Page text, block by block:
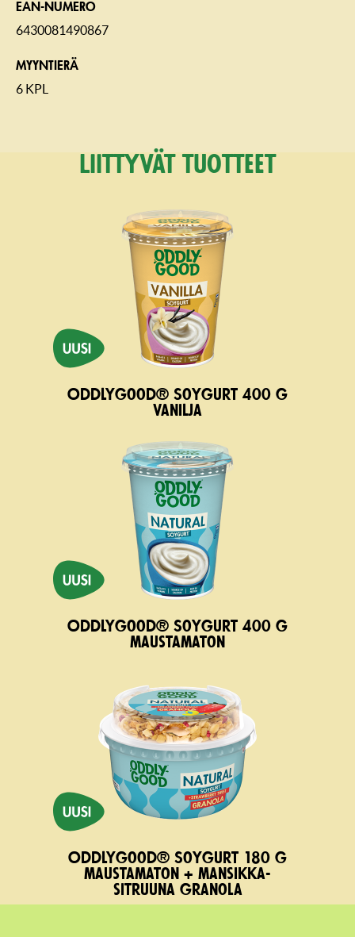
EAN-NUMERO
6430081490867
MYYNTIERÄ
6 KPL
Liittyvät tuotteet
Oddlygood® Soygurt 400 g
vanilja
Oddlygood® Soygurt 400 g
maustamaton
Oddlygood® Soygurt 180 g
maustamaton + mansikka-
sitruuna granola